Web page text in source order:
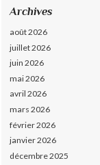
Archives
août 2026
juillet 2026
juin 2026
mai 2026
avril 2026
mars 2026
février 2026
janvier 2026
décembre 2025